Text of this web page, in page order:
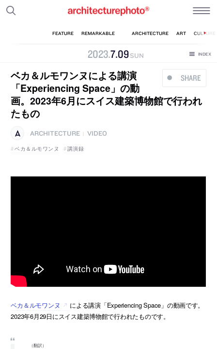
2023.7.09 SUN
SHARE
ベカ＆ルモワンヌによる講演
「Experiencing Space」の動
画。2023年6月にスイス建築博物館で行われ
たもの
ARCHITECTURE
VIDEO
ベカ＆ルモワンヌ
講演録
ベカ＆ルモワンヌ
による講演「Experiencing Space」の動画です。
2023年6月29日にスイス建築博物館で行われたものです。
（翻訳）